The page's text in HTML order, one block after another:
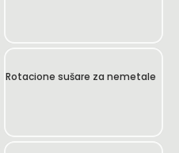
Rotacione sušare za nemetale